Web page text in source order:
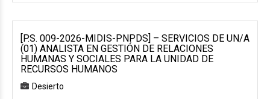
[P.S. 009-2026-MIDIS-PNPDS] – SERVICIOS DE UN/A
(01) ANALISTA EN GESTIÓN DE RELACIONES
HUMANAS Y SOCIALES PARA LA UNIDAD DE
RECURSOS HUMANOS
Desierto